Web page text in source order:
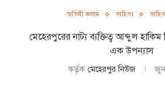
অতিথী কলাম সাহিত্য
মেহেরপুরের নাট্য ব্যক্তিত্ব আব্দুল
এক উপন্যাস
কর্তৃক মেহেরপুর নিউজ